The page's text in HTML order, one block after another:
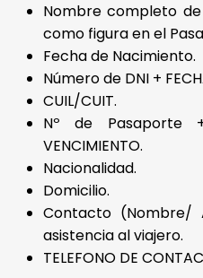
Nombre completo de
como figura en el
Fecha de Nacimiento.
Número de DNI + FECHA
CUIL/CUIT.
Nº de Pasaporte +
VENCIMIENTO.
Nacionalidad.
Domicilio.
Contacto (Nombre/
asistencia al viajero.
TELEFONO DE